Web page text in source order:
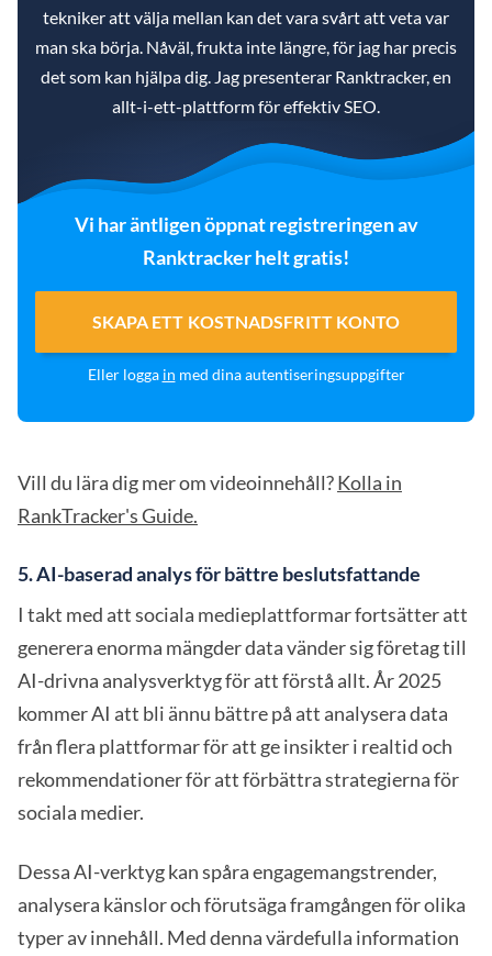
tekniker att välja mellan kan det vara svårt att veta var
man ska börja. Nåväl, frukta inte längre, för jag har precis
det som kan hjälpa dig. Jag presenterar Ranktracker, en
allt-i-ett-plattform för effektiv SEO.
Vi har äntligen öppnat registreringen av
Ranktracker helt gratis!
SKAPA ETT KOSTNADSFRITT KONTO
Eller logga in med dina autentiseringsuppgifter
Vill du lära dig mer om videoinnehåll?Kolla in
RankTracker's Guide.
5. AI-baserad analys för bättre beslutsfattande
I takt med att sociala medieplattformar fortsätter att
generera enorma mängder data vänder sig företag till
AI-drivna analysverktyg för att förstå allt. År 2025
kommer AI att bli ännu bättre på att analysera data
från flera plattformar för att ge insikter i realtid och
rekommendationer för att förbättra strategierna för
sociala medier.
Dessa AI-verktyg kan spåra engagemangstrender,
analysera känslor och förutsäga framgången för olika
typer av innehåll. Med denna värdefulla information